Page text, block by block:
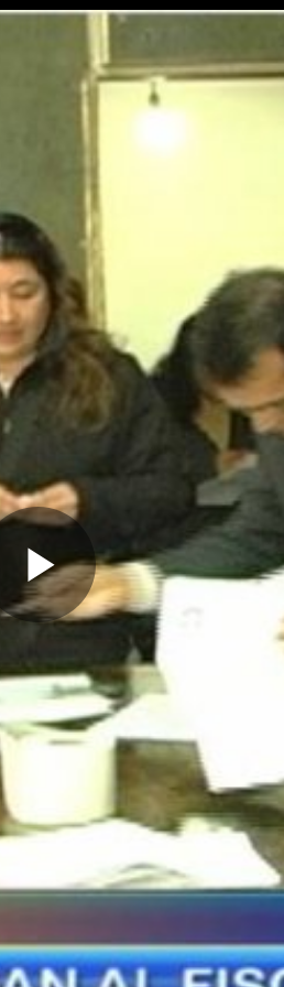
Vídeo